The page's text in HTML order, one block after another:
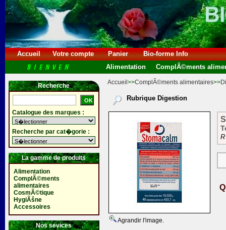
Accueil Votre compte Panier
Bio-forme Info
Alimentation
ComplÃ©ments
Recherche
Catalogue des marques :
Recherche par cat�gorie :
La gamme de produits
Alimentation
ComplÃ©ments
alimentaires
CosmÃ©tique
HygiÃšne
Accessoires
Nos sevices
Accueil >>ComplÃ©ments alimentaires>>
Rubrique Digestion
Agrandir l'image.